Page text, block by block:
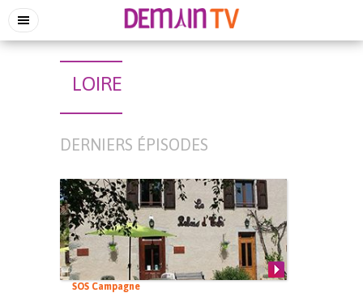
LOIRE
DERNIERS ÉPISODES
SOS Campagne